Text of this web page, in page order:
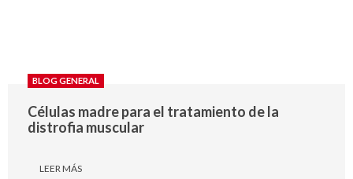
BLOG GENERAL
Células madre para el tratamiento de la
distrofia muscular
LEER MÁS